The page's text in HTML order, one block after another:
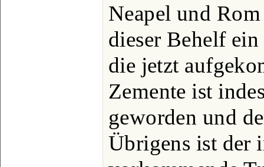
Neapel und
dieser Behelf
die jetzt
Zemente ist
geworden und
Übrigens ist der